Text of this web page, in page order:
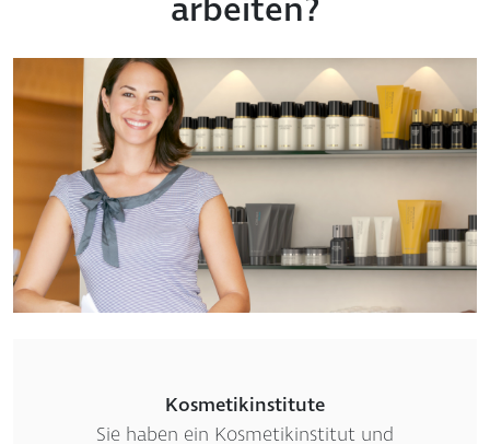
Sie haben ein Kosmetikinstitut und
möchten mit unseren Produkten